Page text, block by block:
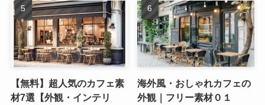
【無料】超人気のカフェ素
材7選【外観・インテリ
海外風・おしゃれカフェの
外観｜フリー素材０１